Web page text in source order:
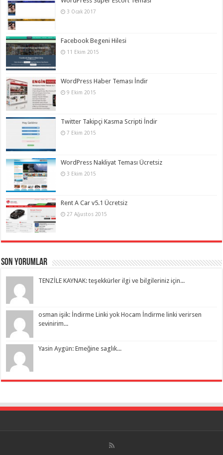
3 Ocak 2017
Facebook Begeni Hilesi
11 Ekim 2015
WordPress Haber Teması İndir
9 Ekim 2015
Twitter Takipçi Kasma Scripti İndir
7 Ekim 2015
WordPress Nakliyat Teması Ücretsiz
3 Ekim 2015
Rent A Car v5.1 Ücretsiz
27 Ağustos 2015
Son Yorumlar
TENZİLE KAYNAK: teşekkürler ilgi ve bilgileriniz için...
osman işik: İndirme Linki yok Hocam İndirme linki verirsen
sevinirim...
Yasin Aygün: Emeğine saglık...